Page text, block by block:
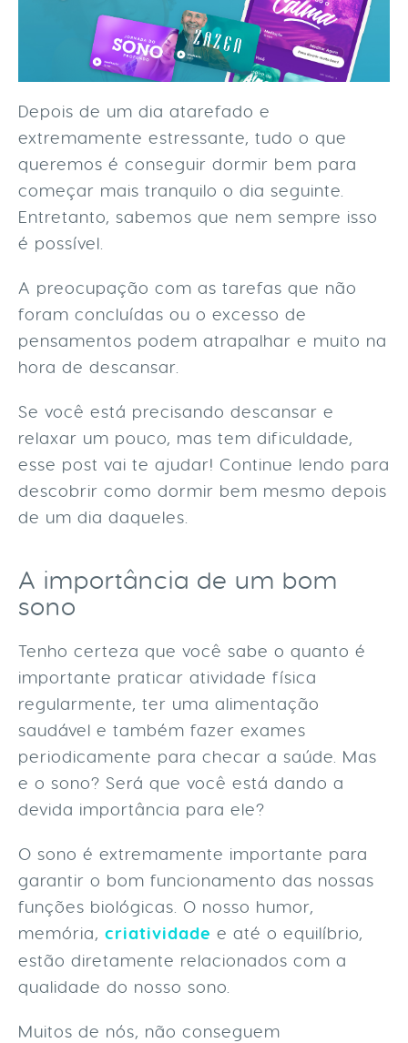
Depois de um dia atarefado e
extremamente estressante, tudo o que
queremos é conseguir dormir bem para
começar mais tranquilo o dia seguinte.
Entretanto, sabemos que nem sempre isso
é possível.
A preocupação com as tarefas que não
foram concluídas ou o excesso de
pensamentos podem atrapalhar e muito na
hora de descansar.
Se você está precisando descansar e
relaxar um pouco, mas tem dificuldade,
esse post vai te ajudar! Continue lendo para
descobrir como dormir bem mesmo depois
de um dia daqueles.
A importância de um bom
sono
Tenho certeza que você sabe o quanto é
importante praticar atividade física
regularmente, ter uma alimentação
saudável e também fazer exames
periodicamente para checar a saúde. Mas
e o sono? Será que você está dando a
devida importância para ele?
O sono é extremamente importante para
garantir o bom funcionamento das nossas
funções biológicas. O nosso humor,
memória, criatividade e até o equilíbrio,
estão diretamente relacionados com a
qualidade do nosso sono.
Muitos de nós, não conseguem